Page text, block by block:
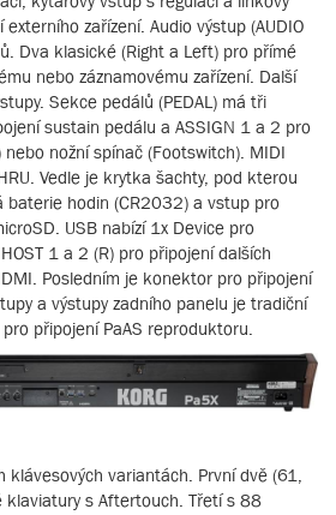
zařízení. Audio výstup (AUDIO
Dva klasické (Right a Left) pro přímé
nebo záznamovému zařízení. Další
Sekce pedálů (PEDAL) má tři
sustain pedálu a ASSIGN 1 a 2 pro
nožní spínač (Footswitch). MIDI
Vedle je krytka šachty, pod kterou
baterie hodin (CR2032) a vstup pro
USB nabízí 1x Device pro
1 a 2 (R) pro připojení dalších
Posledním je konektor pro připojení
a výstupy zadního panelu je tradiční
připojení PaAS reproduktoru.
klávesových variantách. První dvě (61,
klaviatury s Aftertouch. Třetí s 88